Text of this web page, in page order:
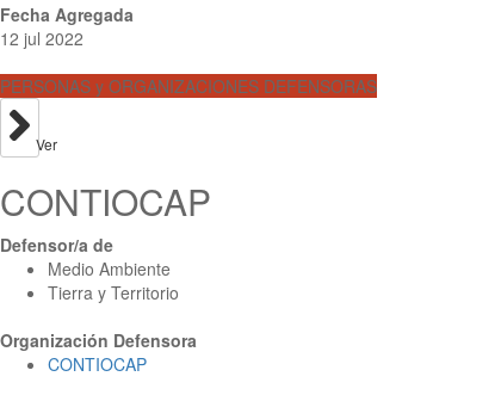
Fecha Agregada
12 jul 2022
PERSONAS y ORGANIZACIONES DEFENSORAS
Ver
CONTIOCAP
Defensor/a de
Medio Ambiente
Tierra y Territorio
Organización Defensora
CONTIOCAP